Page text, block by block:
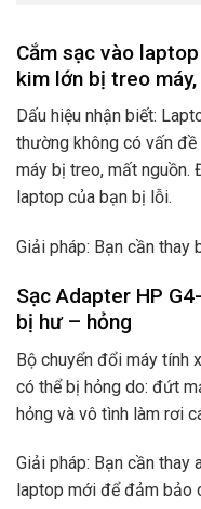
Cắm sạc vào
kim lớn bị treo
Dấu hiệu nhận biết:
thường không có vấn
máy bị treo, mất nguồn.
laptop của bạn bị lỗi.
Giải pháp: Bạn cần
Sạc Adapter HP
bị hư – hỏng
Bộ chuyển đổi máy tính
có thể bị hỏng do: đứt
hỏng và vô tình làm rơi
Giải pháp: Bạn cần
laptop mới để đảm bảo